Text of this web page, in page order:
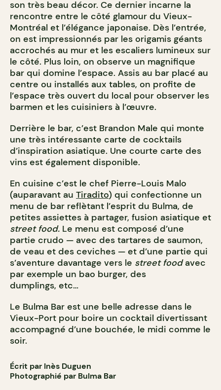
son très beau décor. Ce dernier incarne la
rencontre entre le côté glamour du Vieux-
Montréal et l’élégance japonaise. Dès l’entrée,
on est impressionnés par les origamis géants
accrochés au mur et les escaliers lumineux sur
le côté. Plus loin, on observe un magnifique
bar qui domine l’espace. Assis au bar placé au
centre ou installés aux tables, on profite de
l’espace très ouvert du local pour observer les
barmen et les cuisiniers à l’œuvre.
Derrière le bar, c’est Brandon Male qui monte
une très intéressante carte de cocktails
d’inspiration asiatique. Une courte carte des
vins est également disponible.
En cuisine c’est le chef Pierre-Louis Malo
(auparavant au Tiradito) qui confectionne un
menu de bar reflètant l’esprit du Bulma, de
petites assiettes à partager, fusion asiatique et
street food. Le menu est composé d’une
partie crudo — avec des tartares de saumon,
de veau et des ceviches — et d’une partie qui
s’aventure davantage vers le street foodavec
par exemple un bao burger, des
dumplings, etc…
Le Bulma Bar est une belle adresse dans le
Vieux-Port pour boire un cocktail divertissant
accompagné d’une bouchée, le midi comme le
soir.
Écrit par Inès Duguen
Photographié par Bulma Bar